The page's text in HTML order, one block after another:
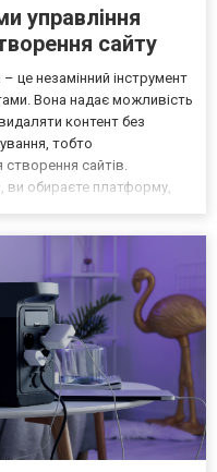
управління
сайту
це незамінний інструмент
Вона надає можливість
контент без
тобто
сайтів.
ви обираєте платформу,